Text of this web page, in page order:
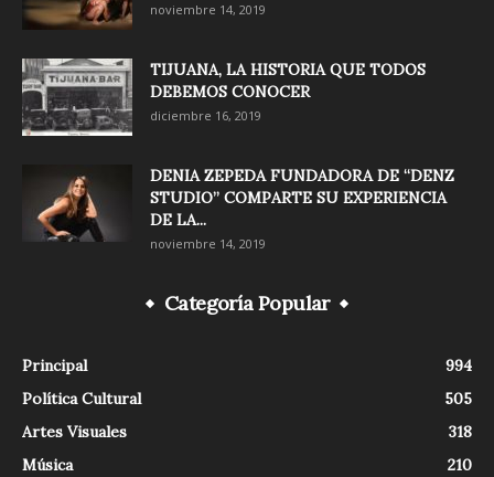
noviembre 14, 2019
TIJUANA, LA HISTORIA QUE TODOS
DEBEMOS CONOCER
diciembre 16, 2019
DENIA ZEPEDA FUNDADORA DE “DENZ
STUDIO” COMPARTE SU EXPERIENCIA
DE LA...
noviembre 14, 2019
Categoría Popular
Principal
994
Política Cultural
505
Artes Visuales
318
Música
210